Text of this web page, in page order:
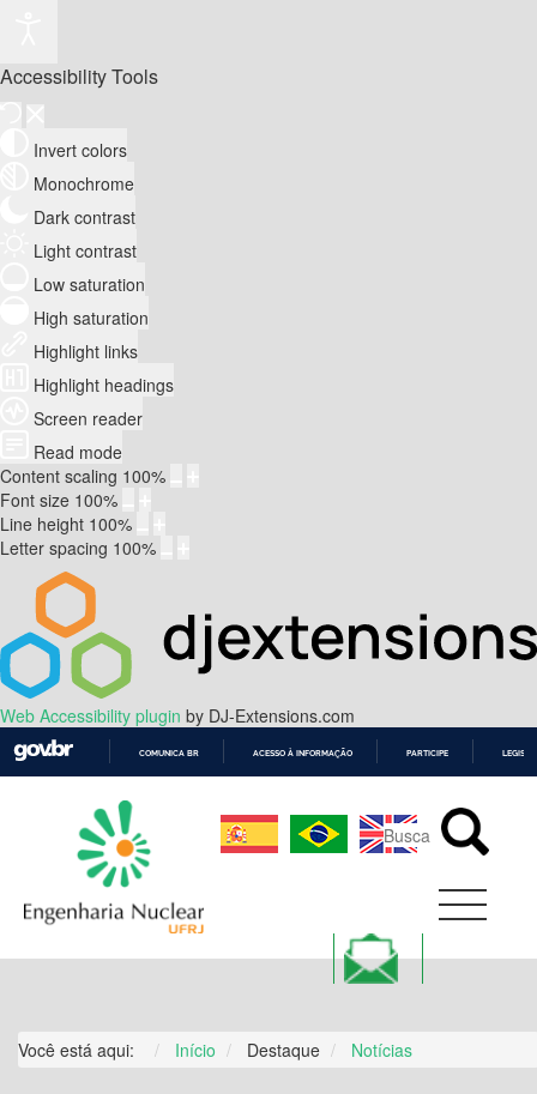
Accessibility Tools
Invert colors
Monochrome
Dark contrast
Light contrast
Low saturation
High saturation
Highlight links
Highlight headings
Screen reader
Read mode
Content scaling 100%
Font size 100%
Line height 100%
Letter spacing 100%
Web Accessibility plugin by DJ-Extensions.com
CONTEÚDO
COMUNICA BR ACESSO À INFORMAÇÃO PARTICIPE
Você está aqui: Início Destaque Notícias